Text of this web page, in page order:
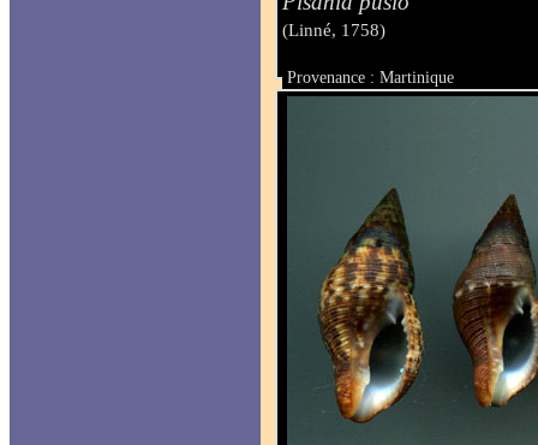
(Linné, 1758)
Provenance : Martinique
Taille : 35 mm